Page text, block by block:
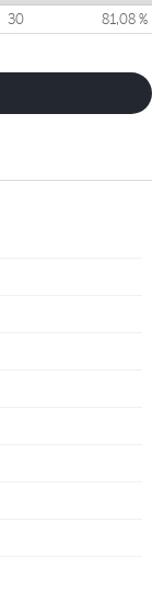
30 81,08 %